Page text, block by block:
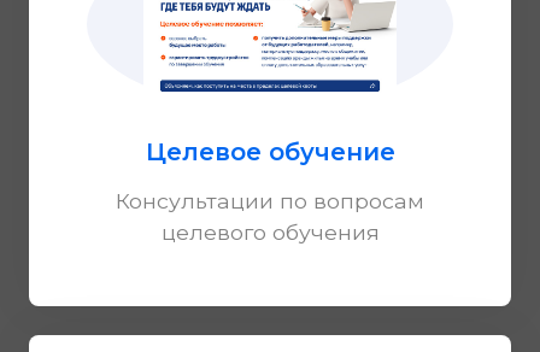
Целевое обучение
Консультации по вопросам
целевого обучения